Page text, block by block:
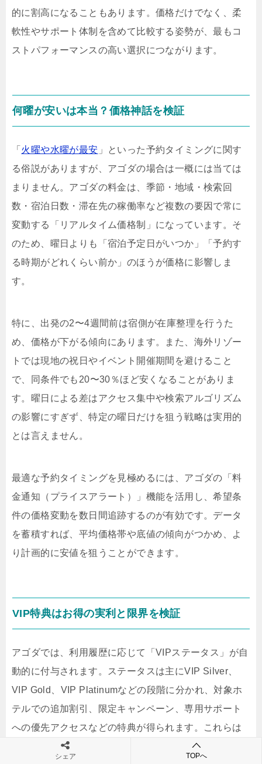
的に割高になることもあります。価格だけでなく、柔
軟性やサポート体制を含めて比較する姿勢が、最もコ
ストパフォーマンスの高い選択につながります。
何曜が安いは本当？価格神話を検証
「 火曜や水曜が最安 」といった予約タイミングに関す
る俗説がありますが、アゴダの場合は一概には当ては
まりません。アゴダの料金は、季節・地域・検索回
数・宿泊日数・滞在先の稼働率など複数の要因で常に
変動する「リアルタイム価格制」になっています。そ
のため、曜日よりも「宿泊予定日がいつか」「予約す
る時期がどれくらい前か」のほうが価格に影響しま
す。
特に、出発の2〜4週間前は宿側が在庫整理を行うた
め、価格が下がる傾向にあります。また、海外リゾー
トでは現地の祝日やイベント開催期間を避けること
で、同条件でも20〜30％ほど安くなることがありま
す。曜日による差はアクセス集中や検索アルゴリズム
の影響にすぎず、特定の曜日だけを狙う戦略は実用的
とは言えません。
最適な予約タイミングを見極めるには、アゴダの「料
金通知（プライスアラート）」機能を活用し、希望条
件の価格変動を数日間追跡するのが有効です。データ
を蓄積すれば、平均価格帯や底値の傾向がつかめ、よ
り計画的に安値を狙うことができます。
VIP特典はお得の実利と限界を検証
アゴダでは、利用履歴に応じて「VIPステータス」が自
動的に付与されます。ステータスは主にVIP Silver、
VIP Gold、VIP Platinumなどの段階に分かれ、対象ホ
テルでの追加割引、限定キャンペーン、専用サポート
への優先アクセスなどの特典が得られます。これらは
頻繁に利用する旅行者にとって魅力的ですが、実際の
シェア TOPへ